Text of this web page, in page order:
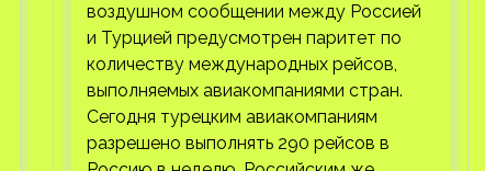
воздушном сообщении между Россией
и Турцией предусмотрен паритет по
количеству международных рейсов,
выполняемых авиакомпаниями стран.
Сегодня турецким авиакомпаниям
разрешено выполнять 290 рейсов в